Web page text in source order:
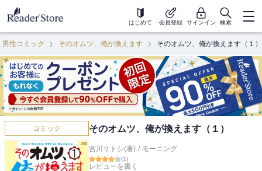
はじめて 会員登録 サインイン 検索
男性コミック そのオムツ、俺が換えます そのオムツ、俺が換えます（１）
コミック そのオムツ、俺が換えます（１）
宮川サトシ(著) / モーニング
(1)
レビューを書く